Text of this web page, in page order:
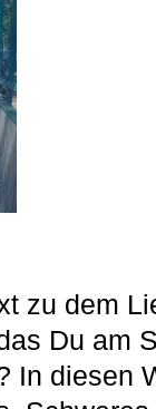
zu dem
Du am
In diesen